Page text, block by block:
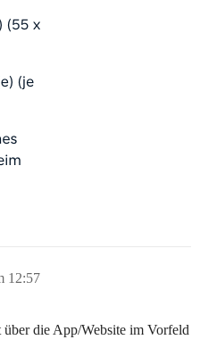
12:57
die App/Website im Vorfeld